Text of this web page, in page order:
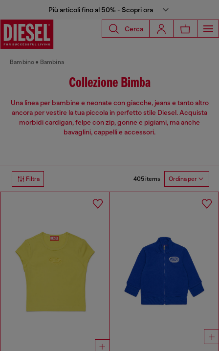
Più articoli fino al 50% - Scopri ora
Cerca
Bambino Bambina
Collezione Bimba
Una linea per bambine e neonate con giacche, jeans e tanto altro
ancora per vestire la tua piccola in perfetto stile Diesel. Acquista
morbidi cardigan, felpe con zip, gonne e pigiami, ma anche
bavaglini, cappelli e accessori.
Filtra 405 items Ordina per